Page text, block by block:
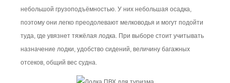
небольшой грузоподъёмностью. У них небольшая осадка,
поэтому они легко преодолевают мелководья и могут подойти
туда, где увязнет тяжёлая лодка. При выборе стоит учитывать
назначение лодки, удобство сидений, величину багажных
отсеков, общий вес судна.